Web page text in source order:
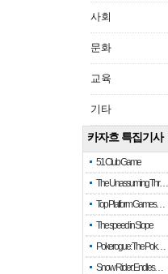
사회
문화
교육
기타
카자흐 특집기사
51 Club Game
The Unassuming Thr…
Top Platform Games…
The speed in Slope
Pokerogue: The Pok…
Snow Rider: Endles…